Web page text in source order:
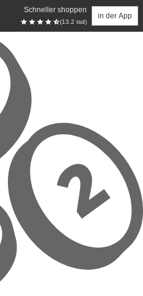
Schneller shoppen
(13.2 tsd)
in der App